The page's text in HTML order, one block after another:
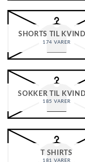
SHORTS TIL
174 VARER
SOKKER TIL
185 VARER
T SHIRTS
181 VARER